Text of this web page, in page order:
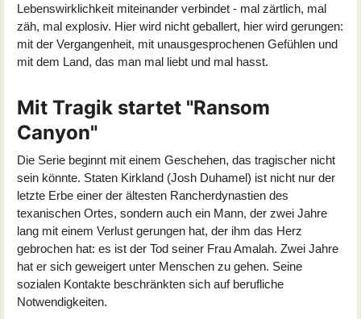
Lebenswirklichkeit miteinander verbindet - mal zärtlich, mal
zäh, mal explosiv. Hier wird nicht geballert, hier wird gerungen:
mit der Vergangenheit, mit unausgesprochenen Gefühlen und
mit dem Land, das man mal liebt und mal hasst.
Mit Tragik startet "Ransom
Canyon"
Die Serie beginnt mit einem Geschehen, das tragischer nicht
sein könnte. Staten Kirkland (Josh Duhamel) ist nicht nur der
letzte Erbe einer der ältesten Rancherdynastien des
texanischen Ortes, sondern auch ein Mann, der zwei Jahre
lang mit einem Verlust gerungen hat, der ihm das Herz
gebrochen hat: es ist der Tod seiner Frau Amalah. Zwei Jahre
hat er sich geweigert unter Menschen zu gehen. Seine
sozialen Kontakte beschränkten sich auf berufliche
Notwendigkeiten.